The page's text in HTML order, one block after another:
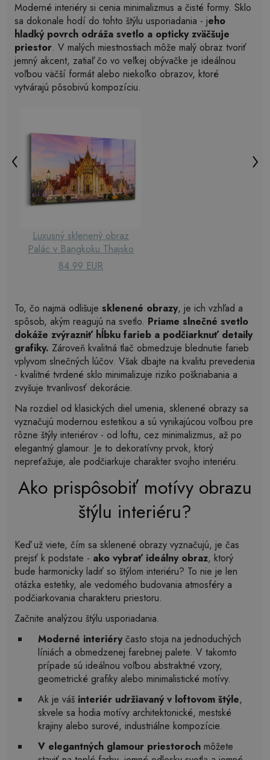
Moderné interiéry si cenia minimalizmus a čisté formy. Sklo
sa dokonale hodí do tohto štýlu usporiadania - jeho
hladký povrch odráža svetlo a opticky zväčšuje
priestor. V malých miestnostiach môže malý obraz tvoriť
jemný akcent, zatiaľ čo vo veľkej obývačke je ideálnou
voľbou väčší formát alebo niekoľko obrazov, ktoré
vytvárajú pôsobivú kompozíciu.
Luxusný sklenený obraz
Palác v Bangkoku Thajsko
84.99 EUR
To, čo najmä odlišuje sklenené obrazy, je ich vzhľad a
spôsob, akým reagujú na svetlo. Priame slnečné svetlo
dokáže zvýrazniť hĺbku farieb a podčiarknuť detaily
grafiky. Zároveň kvalitná tlač obmedzuje blednutie farieb
vplyvom slnečných lúčov. Však dbajte na kvalitu prevedenia
- kvalitné tvrdené sklo minimalizuje riziko poškriabania a
zvyšuje trvanlivosť dekorácie.
Na rozdiel od klasických diel umenia, sklenené obrazy sa
vyznačujú modernou estetikou a sú vynikajúcou voľbou pre
rôzne štýly interiérov - od loftu, cez minimalizmus, až po
elegantný glamour. Je to dekoratívny prvok, ktorý
nepreťažuje, ale podčiarkuje charakter svojho interiéru.
Ako prispôsobiť motívy obrazu
štýlu interiéru?
Keď už viete, čím sa sklenené obrazy vyznačujú, je čas
prejsť k podstate - ako vybrať ideálny obraz, ktorý
bude harmonicky ladiť so štýlom interiéru? To nie je len
otázka estetiky, ale vedomého budovania atmosféry a
podčiarkovania charakteru priestoru.
Začnite analýzou štýlu usporiadania.
Moderné interiéryčasto stoja na jednoduchých
líniách a obmedzenej farebnej palete. V takomto
prípade sú ideálnou voľbou abstraktné vzory,
geometrické grafiky alebo minimalistické motívy.
Ak je váš interiér udržiavaný v loftovom štýle,
skvele sa hodia motívy architektonické, mestské
krajiny alebo surové, industriálne kompozície.
V elegantných glamour priestoroch môžete